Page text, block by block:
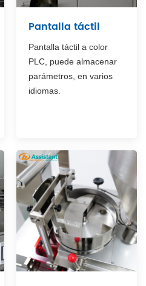
Pantalla táctil
Pantalla táctil a color
PLC, puede almacenar
parámetros, en varios
idiomas.